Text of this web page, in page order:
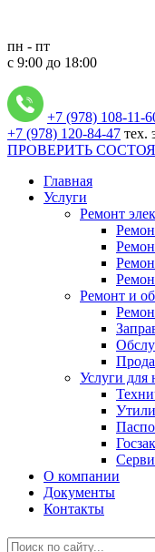
пн - пт
с 9:00 до 18:00
+7 (978) 108-11-
+7 (978) 120-84-47 тех.
ПРОВЕРИТЬ
Главная
Услуги
Ремонт
Ремонт и
Услуги для
О компании
Документы
Контакты